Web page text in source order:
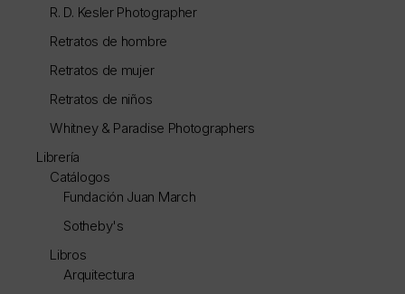
R. D. Kesler Photographer
Retratos de hombre
Retratos de mujer
Retratos de niños
Whitney & Paradise Photographers
Librería
Catálogos
Fundación Juan March
Sotheby's
Libros
Arquitectura